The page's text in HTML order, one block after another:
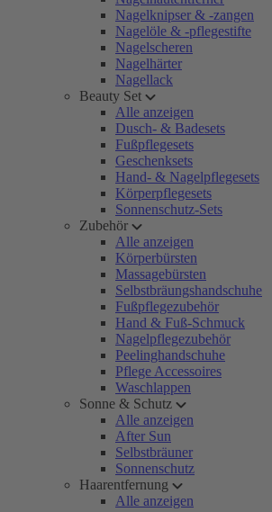
Nagelknipser & -zangen
Nagelöle & -pflegestifte
Nagelscheren
Nagelhärter
Nagellack
Beauty Set
Alle anzeigen
Dusch- & Badesets
Fußpflegesets
Geschenksets
Hand- & Nagelpflegesets
Körperpflegesets
Sonnenschutz-Sets
Zubehör
Alle anzeigen
Körperbürsten
Massagebürsten
Selbstbräungshandschuhe
Fußpflegezubehör
Hand & Fuß-Schmuck
Nagelpflegezubehör
Peelinghandschuhe
Pflege Accessoires
Waschlappen
Sonne & Schutz
Alle anzeigen
After Sun
Selbstbräuner
Sonnenschutz
Haarentfernung
Alle anzeigen